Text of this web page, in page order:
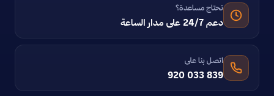
تحتاج مساعدة؟
دعم 24/7 على مدار الساعة
اتصل بنا على
920 033 839